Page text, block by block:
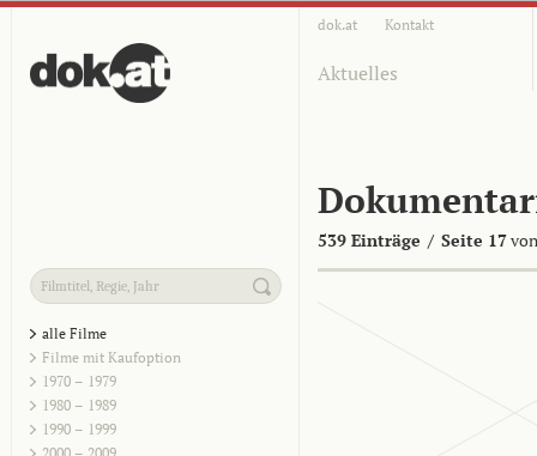
dok.at Kontakt
Aktuelles
539 Einträge / Seite 17
alle Filme
Filme mit Kaufoption
1970 – 1979
1980 – 1989
1990 – 1999